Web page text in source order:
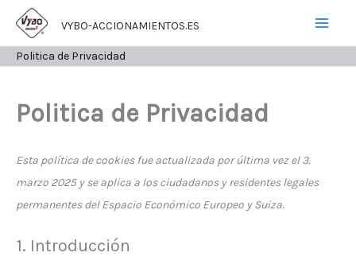
contenido
VYBO-ACCIONAMIENTOS.ES
Politica de Privacidad
Politica de Privacidad
Esta política de cookies fue actualizada por última vez el 3.
marzo 2025 y se aplica a los ciudadanos y residentes legales
permanentes del Espacio Económico Europeo y Suiza.
1. Introducción